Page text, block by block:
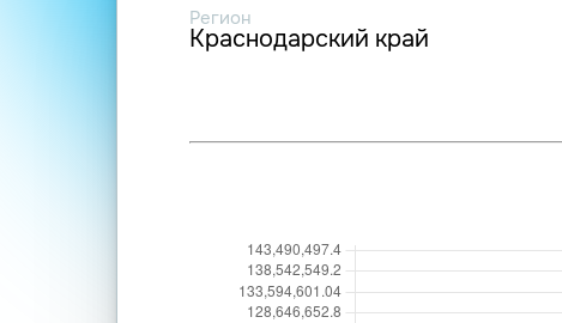
Регион
Краснодарский край